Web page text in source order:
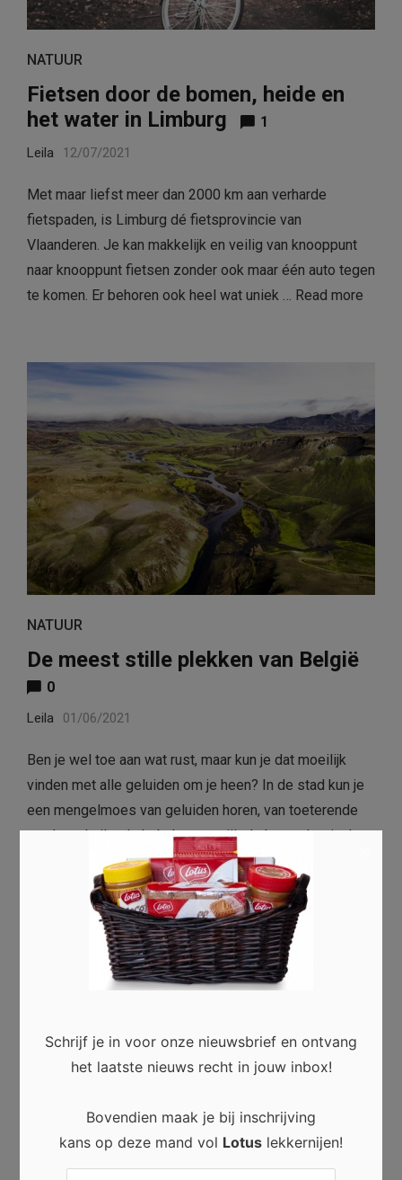
NATUUR
Fietsen door de bomen, heide en
het water in Limburg
1
Leila 12/07/2021
Met maar liefst meer dan 2000 km aan verharde
fietspaden, is Limburg dé fietsprovincie van
Vlaanderen. Je kan makkelijk en veilig van knooppunt
naar knooppunt fietsen zonder ook maar één auto tegen
te komen. Er behoren ook heel wat uniek … Read more
NATUUR
De meest stille plekken van België
0
Leila 01/06/2021
Ben je wel toe aan wat rust, maar kun je dat moeilijk
vinden met alle geluiden om je heen? In de stad kun je
een mengelmoes van geluiden horen, van toeterende
auto’s en huilende baby’s tot ruziënde buren. Logisch
Read more
Schrijf je in voor onze nieuwsbrief en ontvang
het laatste nieuws recht in jouw inbox!
Bovendien maak je bij inschrijving
kans op deze mand vol Lotus lekkernijen!